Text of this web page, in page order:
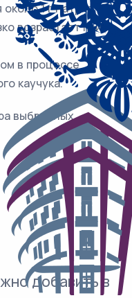
1 г натрия,
возрастает при
в процессе
каучука.
выбранных
добавить в